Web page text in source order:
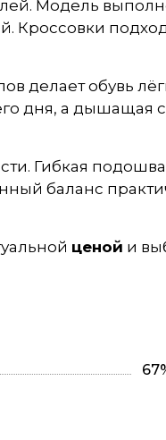
Модель
делает обувь
дня, а дышащая
Гибкая
баланс
ценой и